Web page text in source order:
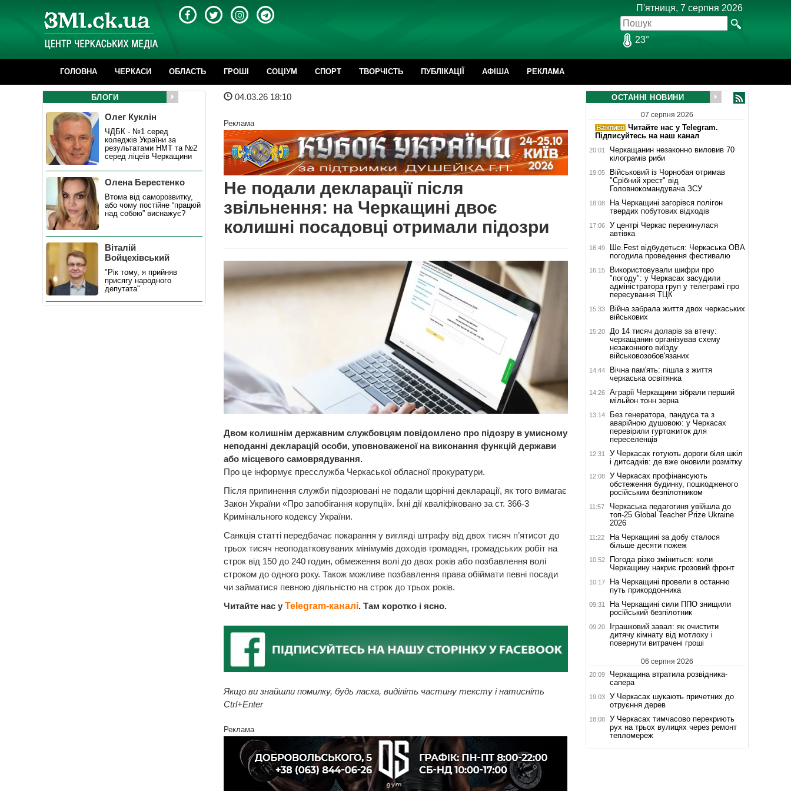
П'ятниця, 7 серпня 2026
23°
ГОЛОВНА ЧЕРКАСИ ОБЛАСТЬ ГРОШІ CОЦІУМ СПОРТ ТВОРЧІСТЬ ПУБЛІКАЦІЇ АФІША РЕКЛАМА
04.03.26 18:10
Реклама
Не подали декларації після
звільнення: на Черкащині двоє
колишні посадовці отримали підозри
Двом колишнім державним службовцям повідомлено про підозру в умисному
неподанні декларацій особи, уповноваженої на виконання функцій держави
або місцевого самоврядування.
Про це інформує пресслужба Черкаської обласної прокуратури.
Після припинення служби підозрювані не подали щорічні декларації, як того вимагає
Закон України «Про запобігання корупції». Їхні дії кваліфіковано за ст. 366-3
Кримінального кодексу України.
Санкція статті передбачає покарання у вигляді штрафу від двох тисяч п’ятисот до
трьох тисяч неоподатковуваних мінімумів доходів громадян, громадських робіт на
строк від 150 до 240 годин, обмеження волі до двох років або позбавлення волі
строком до одного року. Також можливе позбавлення права обіймати певні посади
чи займатися певною діяльністю на строк до трьох років.
Читайте нас у Telegram-каналі. Там коротко і ясно.
Якщо ви знайшли помилку, будь ласка, виділіть частину тексту і натисніть
Ctrl+Enter
Реклама
БЛОГИ
Олег Куклін
ЧДБК - №1 серед
коледжів України за
результатами НМТ та №2
серед ліцеїв Черкащини
Олена Берестенко
Втома від саморозвитку,
або чому постійне “працюй
над собою” виснажує?
Віталій
Войцехівський
"Рік тому, я прийняв
присягу народного
депутата"
ОСТАННІ НОВИНИ
07 серпня 2026
Читайте нас у Telegram.
Підписуйтесь на наш канал
20:01
Черкащанин незаконно виловив 70
кілограмів риби
19:05
Військовий із Чорнобая отримав
"Срібний хрест" від
Головнокомандувача ЗСУ
18:08
На Черкащині загорівся полігон
твердих побутових відходів
17:06
У центрі Черкас перекинулася
автівка
16:49
Ше.Fest відбудеться: Черкаська ОВА
погодила проведення фестивалю
16:15
Використовували шифри про
"погоду": у Черкасах засудили
адміністратора груп у телеграмі про
пересування ТЦК
15:33
Війна забрала життя двох черкаських
військових
15:20
До 14 тисяч доларів за втечу:
черкащанин організував схему
незаконного виїзду
військовозобов'язаних
14:44
Вічна пам'ять: пішла з життя
черкаська освітянка
14:26
Аграрії Черкащини зібрали перший
мільйон тонн зерна
13:14
Без генератора, пандуса та з
аварійною душовою: у Черкасах
перевірили гуртожиток для
переселенців
12:31
У Черкасах готують дороги біля шкіл
і дитсадків: де вже оновили розмітку
12:08
У Черкасах профінансують
обстеження будинку, пошкодженого
російським безпілотником
11:57
Черкаська педагогиня увійшла до
топ-25 Global Teacher Prize Ukraine
2026
11:22
На Черкащині за добу сталося
більше десяти пожеж
10:52
Погода різко зміниться: коли
Черкащину накриє грозовий фронт
10:17
На Черкащині провели в останню
путь прикордонника
09:31
На Черкащині сили ППО знищили
російський безпілотник
09:20
Іграшковий завал: як очистити
дитячу кімнату від мотлоху і
повернути витрачені гроші
06 серпня 2026
20:09
Черкащина втратила розвідника-
сапера
19:03
У Черкасах шукають причетних до
отруєння дерев
18:08
У Черкасах тимчасово перекриють
рух на трьох вулицях через ремонт
тепломереж